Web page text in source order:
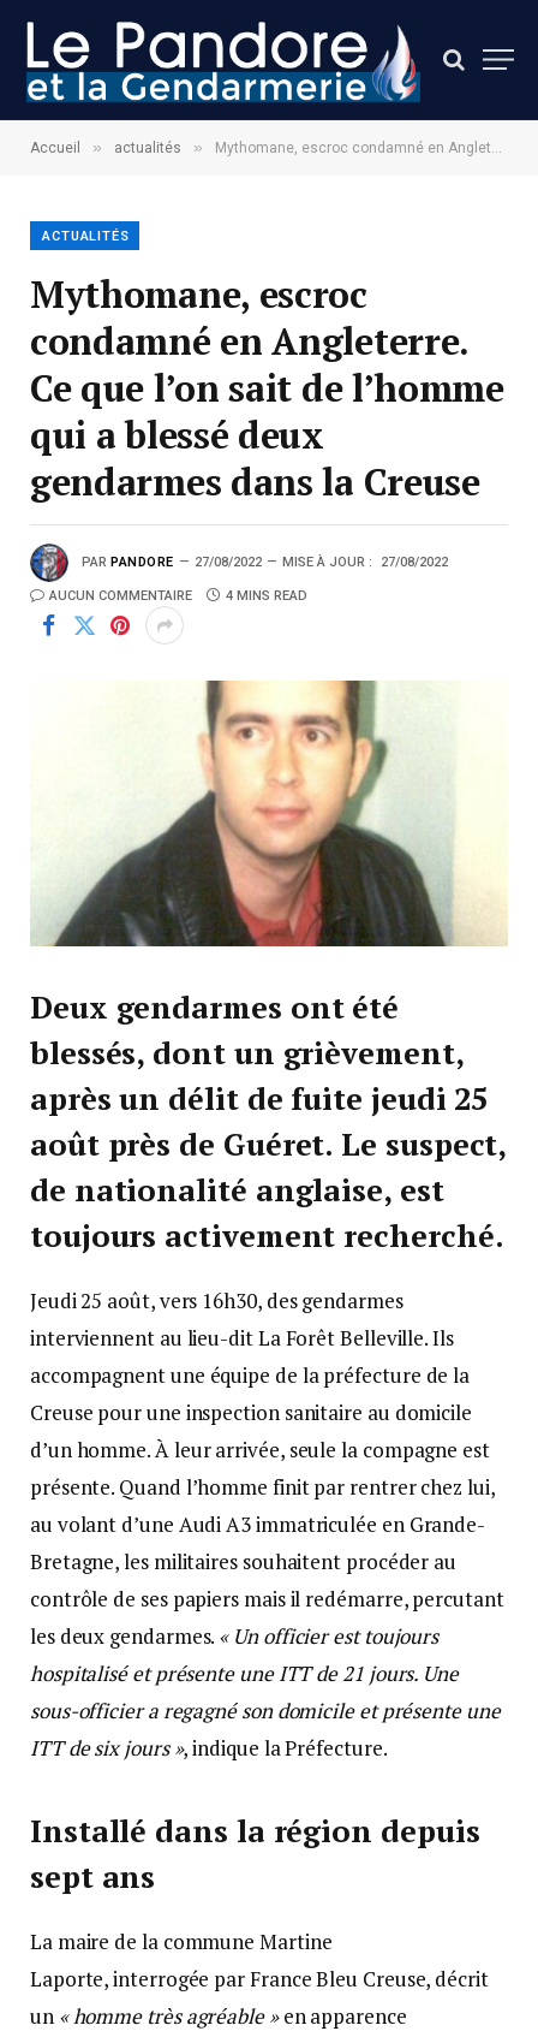
Accueil » actualités » Mythomane, escroc condamné en Angleterre. Ce que l’on sait de l’homme qui a blessé deux gendarmes dans la Creuse
ACTUALITÉS
Mythomane, escroc
condamné en Angleterre.
Ce que l’on sait de l’homme
qui a blessé deux
gendarmes dans la Creuse
PAR PANDORE 27/08/2022 MISE À JOUR : 27/08/2022
AUCUN COMMENTAIRE 4 MINS READ
Deux gendarmes ont été
blessés, dont un grièvement,
après un délit de fuite jeudi 25
août près de Guéret. Le suspect,
de nationalité anglaise, est
toujours activement recherché.
Jeudi 25 août, vers 16h30, des gendarmes
interviennent au lieu-dit La Forêt Belleville. Ils
accompagnent une équipe de la préfecture de la
Creuse pour une inspection sanitaire au domicile
d’un homme. À leur arrivée, seule la compagne est
présente. Quand l’homme finit par rentrer chez lui,
au volant d’une Audi A3 immatriculée en Grande-
Bretagne, les militaires souhaitent procéder au
contrôle de ses papiers mais il redémarre, percutant
les deux gendarmes. « Un officier est toujours
hospitalisé et présente une ITT de 21 jours. Une
sous-officier a regagné son domicile et présente une
ITT de six jours », indique la Préfecture.
Installé dans la région depuis
sept ans
La maire de la commune Martine
Laporte, interrogée par France Bleu Creuse, décrit
un « homme très agréable »en apparence